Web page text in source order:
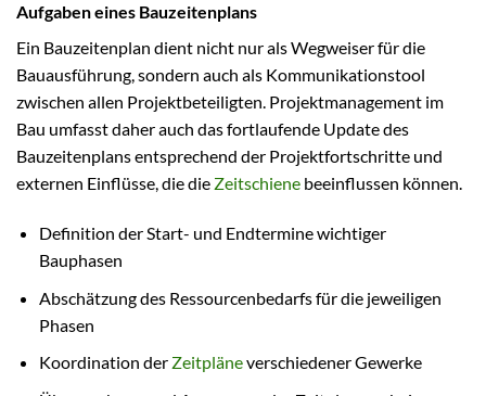
Aufgaben eines Bauzeitenplans
Ein Bauzeitenplan dient nicht nur als Wegweiser für die
Bauausführung, sondern auch als Kommunikationstool
zwischen allen Projektbeteiligten. Projektmanagement im
Bau umfasst daher auch das fortlaufende Update des
Bauzeitenplans entsprechend der Projektfortschritte und
externen Einflüsse, die die Zeitschiene beeinflussen können.
Definition der Start- und Endtermine wichtiger
Bauphasen
Abschätzung des Ressourcenbedarfs für die jeweiligen
Phasen
Koordination der Zeitpläneverschiedener Gewerke